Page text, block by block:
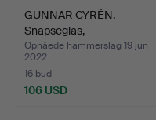
GUNNAR CYRÉN.
Snapseglas,
"Nobelservisen",…
Opnåede hammerslag 19 jun
2022
16 bud
106 USD